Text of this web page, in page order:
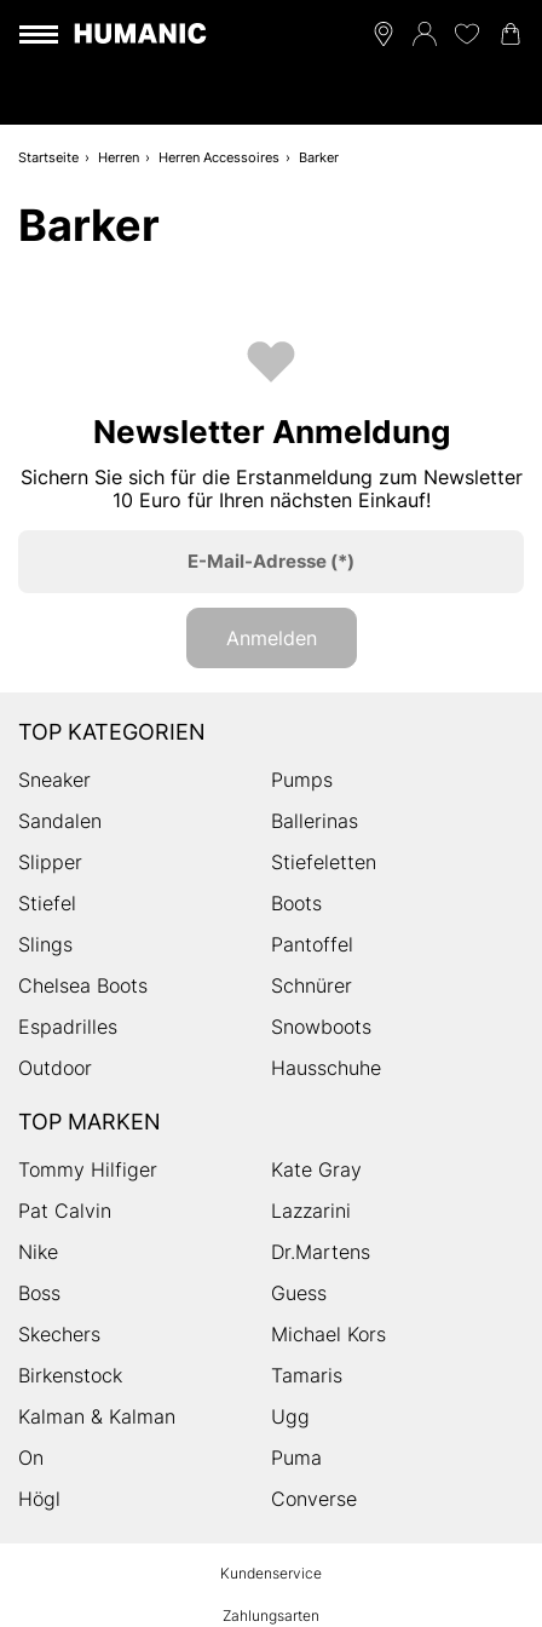
Startseite Herren Herren Accessoires Barker
Barker
Newsletter Anmeldung
Sichern Sie sich für die Erstanmeldung zum Newsletter
10 Euro für Ihren nächsten Einkauf!
E-Mail-Adresse (*)
Anmelden
TOP KATEGORIEN
Sneaker
Pumps
Sandalen
Ballerinas
Slipper
Stiefeletten
Stiefel
Boots
Slings
Pantoffel
Chelsea Boots
Schnürer
Espadrilles
Snowboots
Outdoor
Hausschuhe
TOP MARKEN
Tommy Hilfiger
Kate Gray
Pat Calvin
Lazzarini
Nike
Dr.Martens
Boss
Guess
Skechers
Michael Kors
Birkenstock
Tamaris
Kalman & Kalman
Ugg
On
Puma
Högl
Converse
Kundenservice
Zahlungsarten